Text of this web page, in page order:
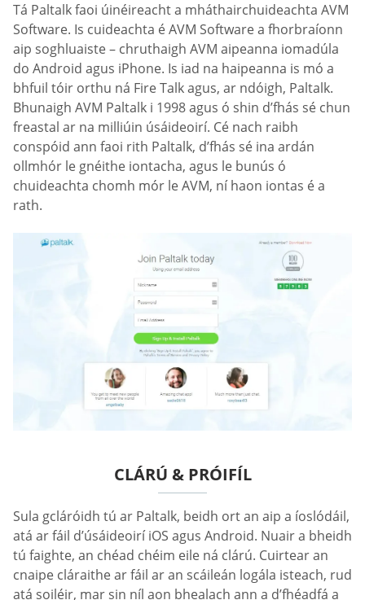
Tá Paltalk faoi úinéireacht a mháthairchuideachta AVM
Software. Is cuideachta é AVM Software a fhorbraíonn
aip soghluaiste – chruthaigh AVM aipeanna iomadúla
do Android agus iPhone. Is iad na haipeanna is mó a
bhfuil tóir orthu ná Fire Talk agus, ar ndóigh, Paltalk.
Bhunaigh AVM Paltalk i 1998 agus ó shin d’fhás sé chun
freastal ar na milliúin úsáideoirí. Cé nach raibh
conspóid ann faoi rith Paltalk, d’fhás sé ina ardán
ollmhór le gnéithe iontacha, agus le bunús ó
chuideachta chomh mór le AVM, ní haon iontas é a
rath.
CLÁRÚ & PRÓIFÍL
Sula gcláróidh tú ar Paltalk, beidh ort an aip a íoslódáil,
atá ar fáil d’úsáideoirí iOS agus Android. Nuair a bheidh
tú faighte, an chéad chéim eile ná clárú. Cuirtear an
cnaipe cláraithe ar fáil ar an scáileán logála isteach, rud
atá soiléir, mar sin níl aon bhealach ann a d’fhéadfá a